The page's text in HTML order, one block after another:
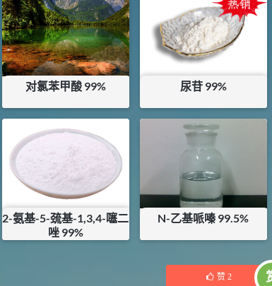
对氯苯甲酸 99%
¥36
库存：17KG
尿苷 99%
¥228
库存：0KG
2-氨基-5-巯基-1,3,4-噻二
唑 99%
N-乙基哌嗪 99.5%
赞 2
2021-06-17
145 3 多效唑 90%
浏览量 - 4.4w
29 N-羟甲基丙烯酰胺 98% NMA
浏览量 - 1.98w
2021-06-22
92 5
对甲氧基苯甲醛（茴香醛）
99.5%